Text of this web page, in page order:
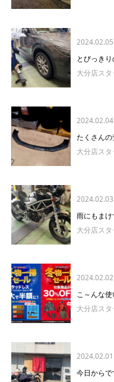
2024.02.05
とびっきり
大分店スタ
2024.02.04
たくさん
大分店スタ
2024.02.03
雨にもま
大分店スタ
2024.02.02
こ～んな
大分店スタ
2024.02.01
今日からで